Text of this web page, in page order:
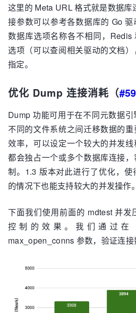
这里的 Meta URL 格式就是数据
接参数可以参考各数据库的 Go
数据库选项名称各不相同，Redis
选项（可以查阅相关驱动的文档
指定。
优化 Dump 连接消耗（
Dump 功能可用于在不同元数据
不同的文件系统之间迁移数据的
效率，可以设定一个较大的并发
都会独占一个或多个数据库连接
制。1.3 版本对此进行了优化，
的情况下也能支持较大的并发操作。
下面我们使用前面的 mdtest 并
控制的效果。我们通过在
max_open_conns 参数，验证连接